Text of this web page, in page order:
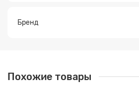
Бренд
Похожие товары